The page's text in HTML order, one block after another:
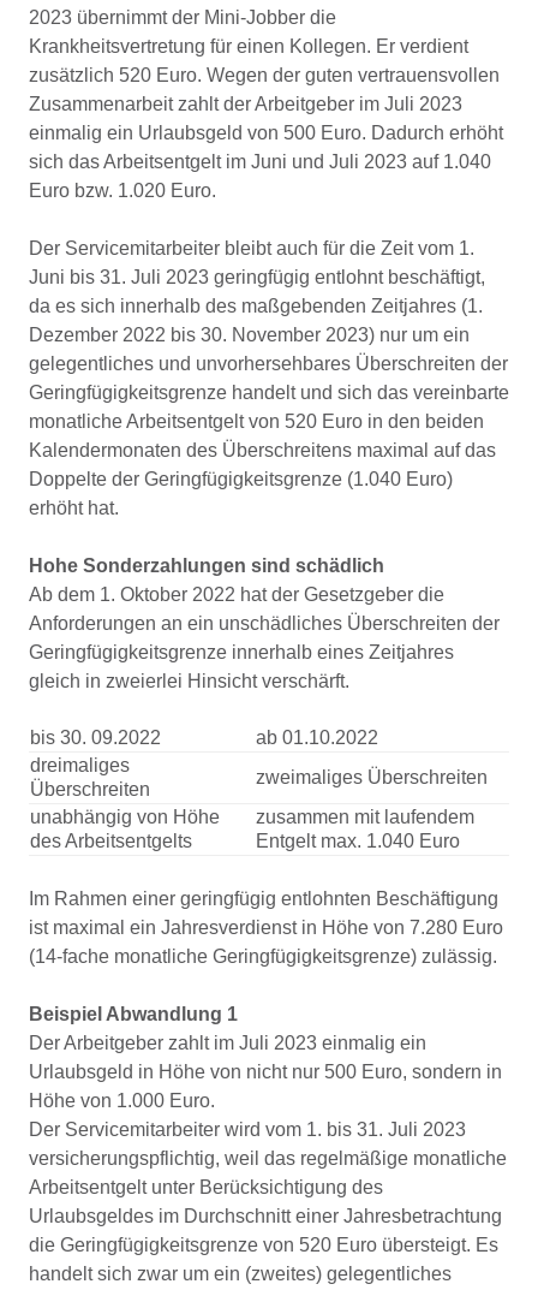
2023 übernimmt der Mini-Jobber die
Krankheitsvertretung für einen Kollegen. Er verdient
zusätzlich 520 Euro. Wegen der guten vertrauensvollen
Zusammenarbeit zahlt der Arbeitgeber im Juli 2023
einmalig ein Urlaubsgeld von 500 Euro. Dadurch erhöht
sich das Arbeitsentgelt im Juni und Juli 2023 auf 1.040
Euro bzw. 1.020 Euro.
Der Servicemitarbeiter bleibt auch für die Zeit vom 1.
Juni bis 31. Juli 2023 geringfügig entlohnt beschäftigt,
da es sich innerhalb des maßgebenden Zeitjahres (1.
Dezember 2022 bis 30. November 2023) nur um ein
gelegentliches und unvorhersehbares Überschreiten der
Geringfügigkeitsgrenze handelt und sich das vereinbarte
monatliche Arbeitsentgelt von 520 Euro in den beiden
Kalendermonaten des Überschreitens maximal auf das
Doppelte der Geringfügigkeitsgrenze (1.040 Euro)
erhöht hat.
Hohe Sonderzahlungen sind schädlich
Ab dem 1. Oktober 2022 hat der Gesetzgeber die
Anforderungen an ein unschädliches Überschreiten der
Geringfügigkeitsgrenze innerhalb eines Zeitjahres
gleich in zweierlei Hinsicht verschärft.
bis 30. 09.2022
ab 01.10.2022
dreimaliges
Überschreiten
zweimaliges Überschreiten
unabhängig von Höhe
des Arbeitsentgelts
zusammen mit laufendem
Entgelt max. 1.040 Euro
Im Rahmen einer geringfügig entlohnten Beschäftigung
ist maximal ein Jahresverdienst in Höhe von 7.280 Euro
(14-fache monatliche Geringfügigkeitsgrenze) zulässig.
Beispiel Abwandlung 1
Der Arbeitgeber zahlt im Juli 2023 einmalig ein
Urlaubsgeld in Höhe von nicht nur 500 Euro, sondern in
Höhe von 1.000 Euro.
Der Servicemitarbeiter wird vom 1. bis 31. Juli 2023
versicherungspflichtig, weil das regelmäßige monatliche
Arbeitsentgelt unter Berücksichtigung des
Urlaubsgeldes im Durchschnitt einer Jahresbetrachtung
die Geringfügigkeitsgrenze von 520 Euro übersteigt. Es
handelt sich zwar um ein (zweites) gelegentliches